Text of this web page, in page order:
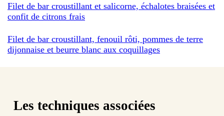
Filet de bar croustillant et salicorne, échalotes braisées et
confit de citrons frais
Filet de bar croustillant, fenouil rôti, pommes de terre
dijonnaise et beurre blanc aux coquillages
Les techniques associées